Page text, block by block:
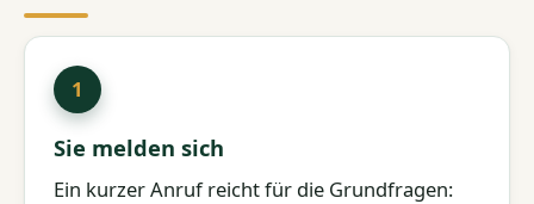
Sie melden sich
Ein kurzer Anruf reicht für die Grundfragen: